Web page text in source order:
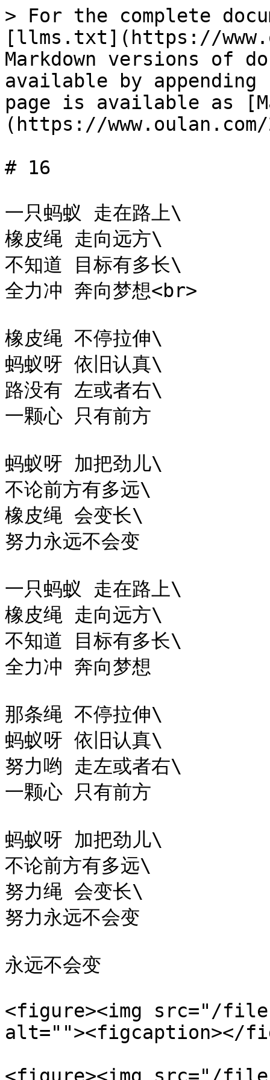
> For the complete
[llms.txt](https://
Markdown versions of
available by
page is available as
(https://
# 16
一只蚂蚁 走在路上\
橡皮绳 走向远方\
不知道 目标有多长\
全力冲 奔向梦想<br>
橡皮绳 不停拉伸\
蚂蚁呀 依旧认真\
路没有 左或者右\
一颗心 只有前方
蚂蚁呀 加把劲儿\
不论前方有多远\
橡皮绳 会变长\
努力永远不会变
一只蚂蚁 走在路上\
橡皮绳 走向远方\
不知道 目标有多长\
全力冲 奔向梦想
那条绳 不停拉伸\
蚂蚁呀 依旧认真\
努力哟 走左或者右\
一颗心 只有前方
蚂蚁呀 加把劲儿\
不论前方有多远\
努力绳 会变长\
努力永远不会变
​永远不会变
<figure><img src="/files/
alt=""><figcaption></